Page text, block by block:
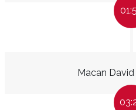
Macan David